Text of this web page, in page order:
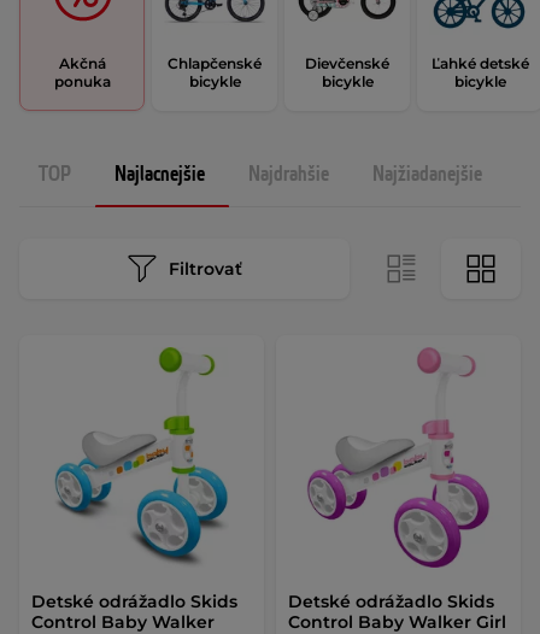
Akčná
ponuka
Chlapčenské
bicykle
Dievčenské
bicykle
Ľahké detské
bicykle
TOP Najlacnejšie Najdrahšie Najžiadanejšie
Filtrovať
Detské odrážadlo Skids
Control Baby Walker
Detské odrážadlo Skids
Control Baby Walker Girl